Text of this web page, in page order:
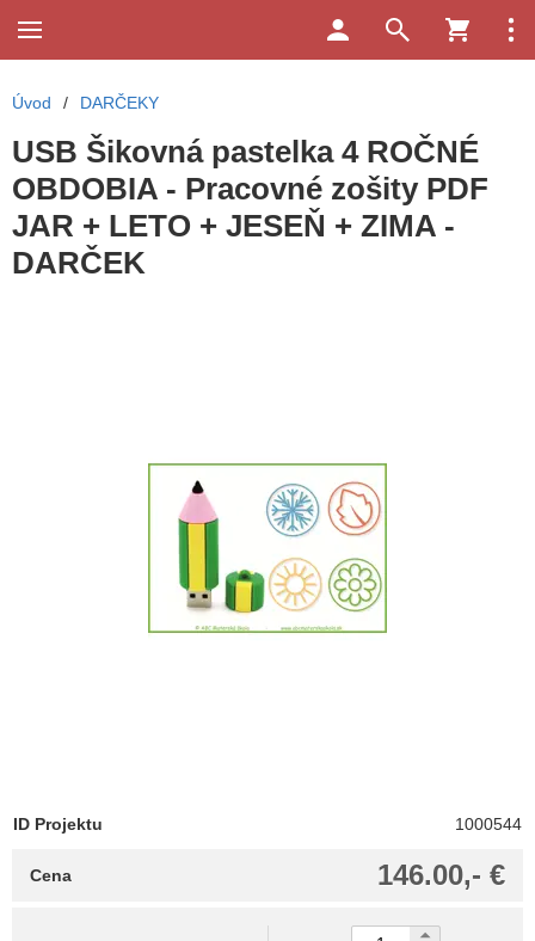
Úvod / DARČEKY
USB Šikovná pastelka 4 ROČNÉ
OBDOBIA - Pracovné zošity PDF
JAR + LETO + JESEŇ + ZIMA -
DARČEK
ID Projektu 1000544
146.00,- €
Cena